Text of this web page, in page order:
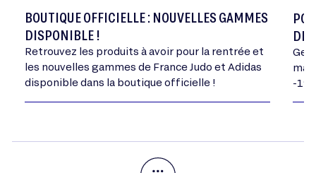
BOUTIQUE OFFICIELLE : NOUVELLES GAMMES
DISPONIBLE !
Retrouvez les produits à avoir pour la rentrée et
les nouvelles gammes de France Judo et Adidas
disponible dans la boutique officielle !
DE
-